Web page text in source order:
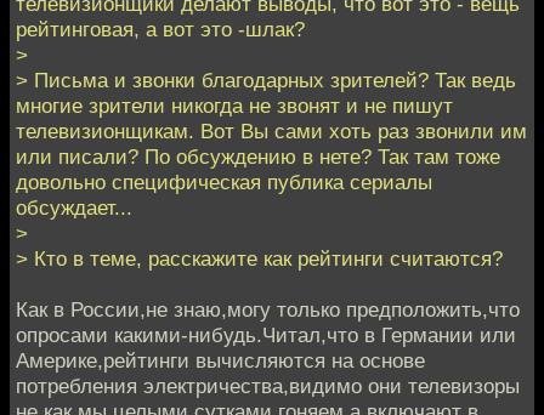
рейтинговая, а вот это -шлак?
>
> Письма и звонки благодарных зрителей? Так ведь
многие зрители никогда не звонят и не пишут
телевизионщикам. Вот Вы сами хоть раз звонили им
или писали? По обсуждению в нете? Так там тоже
довольно специфическая публика сериалы
обсуждает...
>
> Кто в теме, расскажите как рейтинги считаются?
Как в России,не знаю,могу только предположить,что
опросами какими-нибудь.Читал,что в Германии или
Америке,рейтинги вычисляются на основе
потребления электричества,видимо они телевизоры